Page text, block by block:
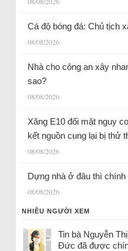
Cá độ bóng đá: Chủ tịch
08/08/2026
Nhà cho công an xây
sao?
08/08/2026
Xăng E10 đối mặt nguy
kết nguồn cung lại bị thử
08/08/2026
Dựng nhà ở đâu thì chính
08/08/2026
NHIỀU NGƯỜI XEM
Tin bà Nguyễn
Đức đã được